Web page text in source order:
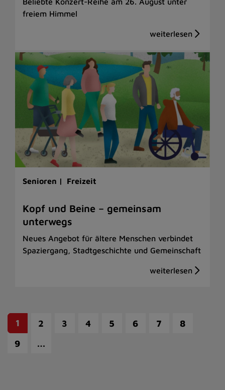
freiem Himmel
Senioren | Freizeit
Kopf und Beine – gemeinsam
unterwegs
Neues Angebot für ältere Menschen verbindet
Spaziergang, Stadtgeschichte und Gemeinschaft
1 2 3 4 5 6 7
8
9
…